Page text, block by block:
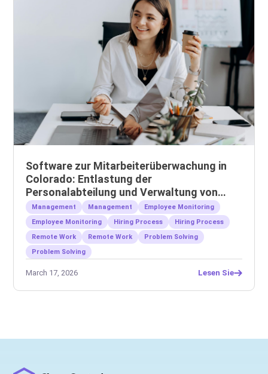
Software zur Mitarbeiterüberwachung in
Colorado: Entlastung der
Personalabteilung und Verwaltung von
Remote-Teams
Management Management
Employee Monitoring
Employee Monitoring
Hiring Process
Hiring Process
Remote Work
Remote Work
Problem Solving
Problem Solving
March 17, 2026 Lesen Sie